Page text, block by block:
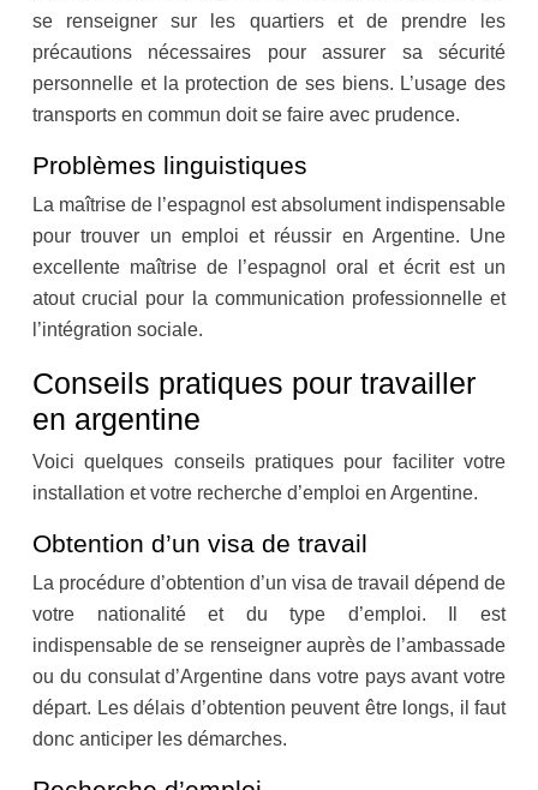
se renseigner sur les quartiers et de prendre les
précautions nécessaires pour assurer sa sécurité
personnelle et la protection de ses biens. L’usage des
transports en commun doit se faire avec prudence.
Problèmes linguistiques
La maîtrise de l’espagnol est absolument indispensable
pour trouver un emploi et réussir en Argentine. Une
excellente maîtrise de l’espagnol oral et écrit est un
atout crucial pour la communication professionnelle et
l’intégration sociale.
Conseils pratiques pour travailler
en argentine
Voici quelques conseils pratiques pour faciliter votre
installation et votre recherche d’emploi en Argentine.
Obtention d’un visa de travail
La procédure d’obtention d’un visa de travail dépend de
votre nationalité et du type d’emploi. Il est
indispensable de se renseigner auprès de l’ambassade
ou du consulat d’Argentine dans votre pays avant votre
départ. Les délais d’obtention peuvent être longs, il faut
donc anticiper les démarches.